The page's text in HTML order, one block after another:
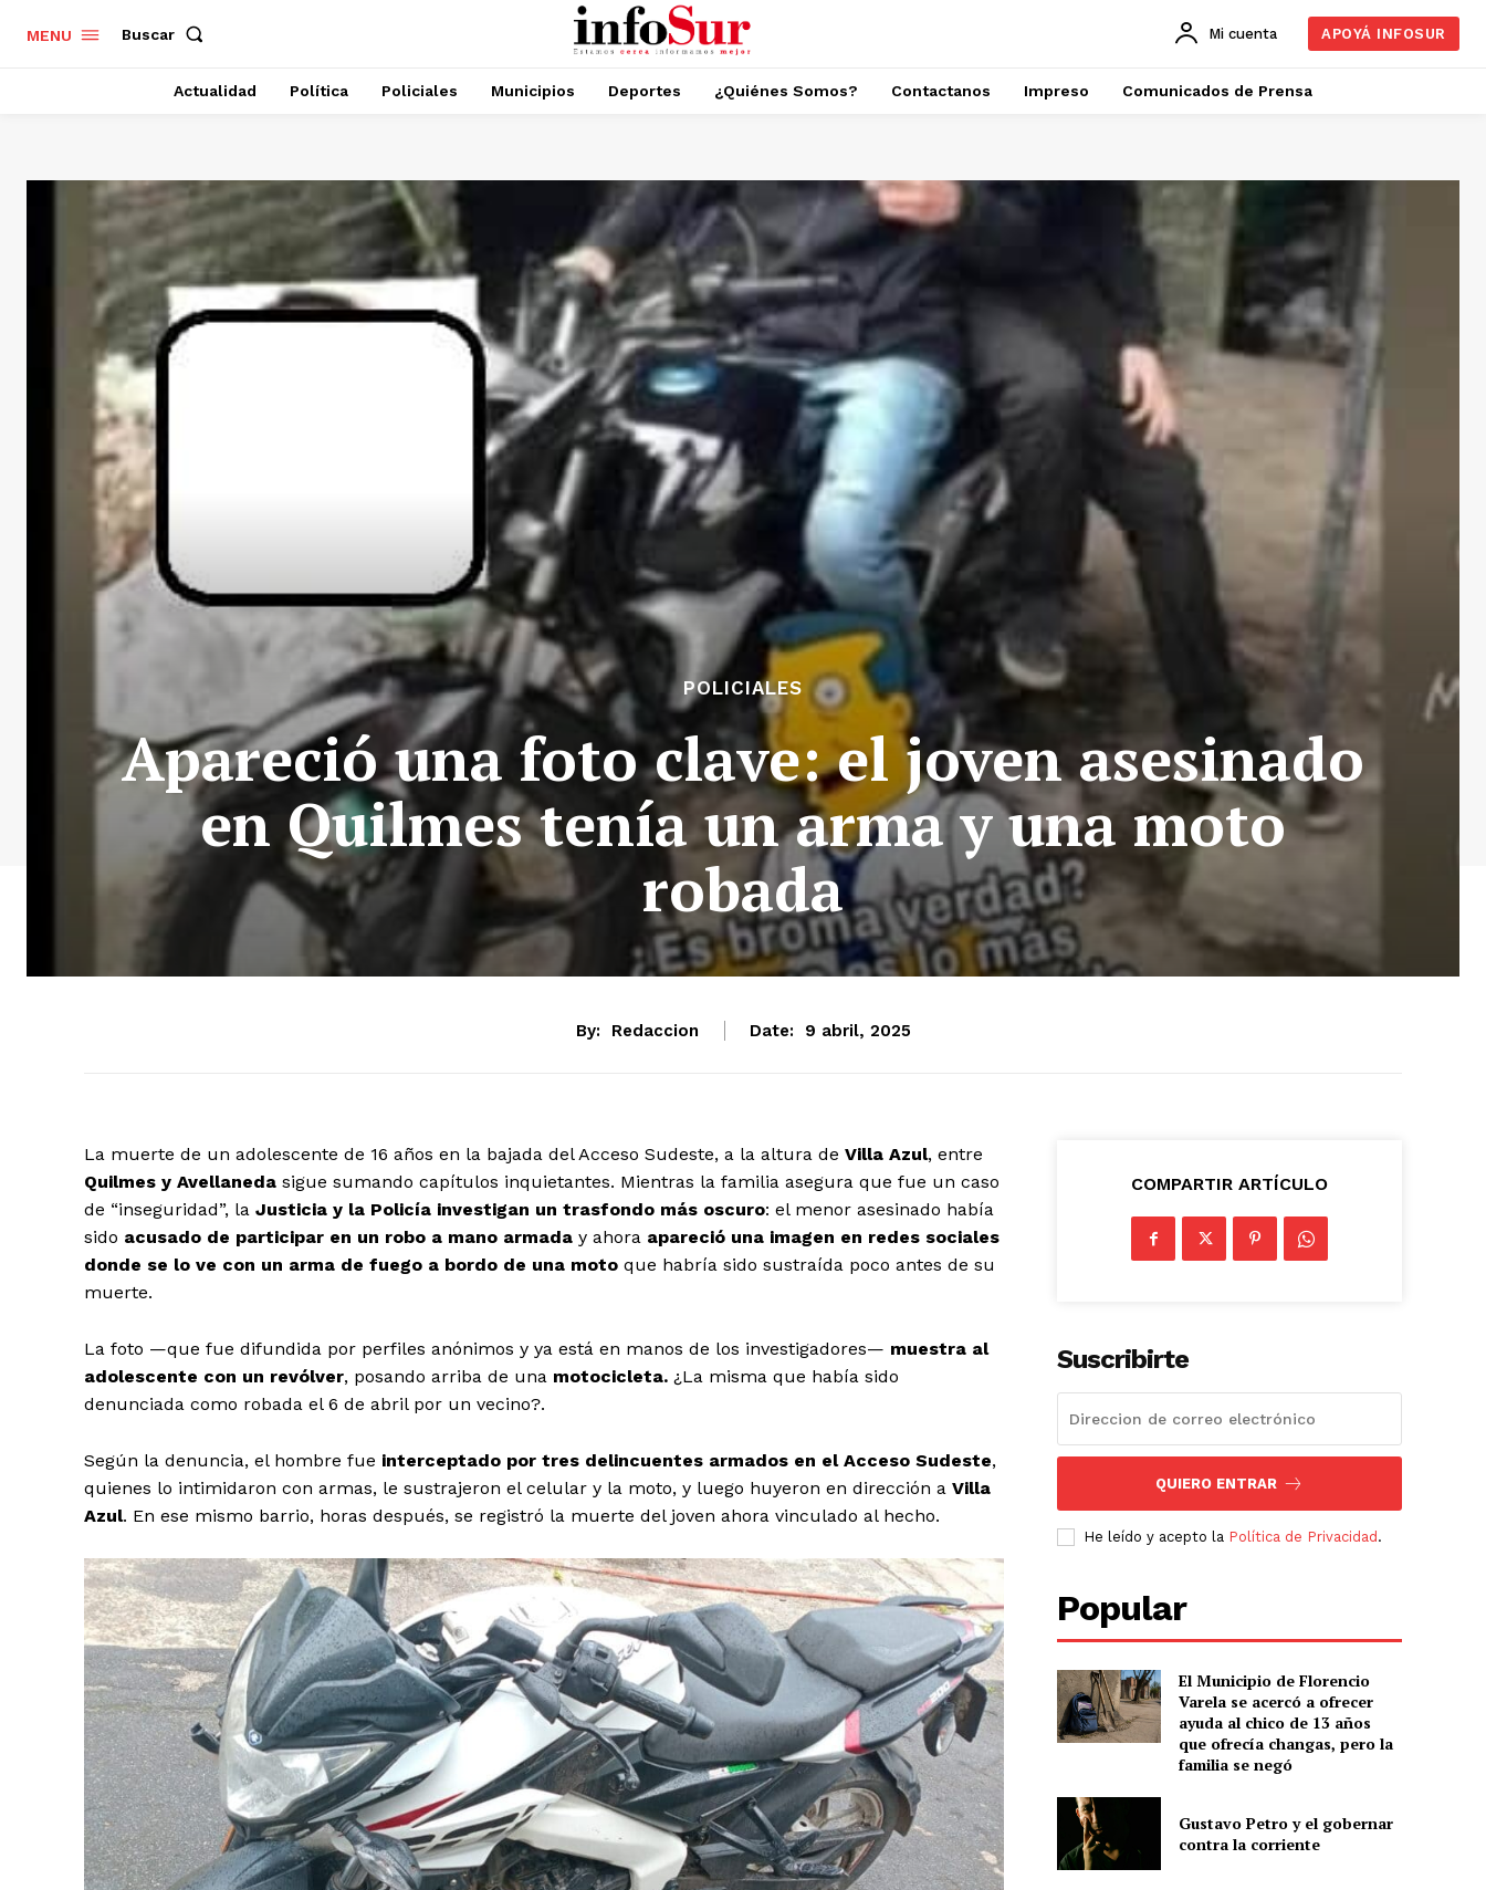
MENU Buscar Mi cuenta APOYÁ INFOSUR
Actualidad Política Policiales Municipios Deportes ¿Quiénes Somos? Contactanos Impreso Comunicados de Prensa
POLICIALES
Apareció una foto clave: el joven asesinado
en Quilmes tenía un arma y una moto
robada
By: Redaccion Date: 9 abril, 2025
La muerte de un adolescente de 16 años en la bajada del Acceso Sudeste, a la altura de Villa Azul, entre
Quilmes y Avellaneda sigue sumando capítulos inquietantes. Mientras la familia asegura que fue un caso
de “inseguridad”, la Justicia y la Policía investigan un trasfondo más oscuro: el menor asesinado había
sido acusado de participar en un robo a mano armada y ahora apareció una imagen en redes sociales
donde se lo ve con un arma de fuego a bordo de una moto que habría sido sustraída poco antes de su
muerte.
La foto —que fue difundida por perfiles anónimos y ya está en manos de los investigadores— muestra al
adolescente con un revólver, posando arriba de una motocicleta. ¿La misma que había sido
denunciada como robada el 6 de abril por un vecino?.
Según la denuncia, el hombre fue interceptado por tres delincuentes armados en el Acceso Sudeste,
quienes lo intimidaron con armas, le sustrajeron el celular y la moto, y luego huyeron en dirección a Villa
Azul. En ese mismo barrio, horas después, se registró la muerte del joven ahora vinculado al hecho.
COMPARTIR ARTÍCULO
Suscribirte
QUIERO ENTRAR
He leído y acepto la Política de Privacidad .
Popular
El Municipio de Florencio
Varela se acercó a ofrecer
ayuda al chico de 13 años
que ofrecía changas, pero la
familia se negó
Gustavo Petro y el gobernar
contra la corriente